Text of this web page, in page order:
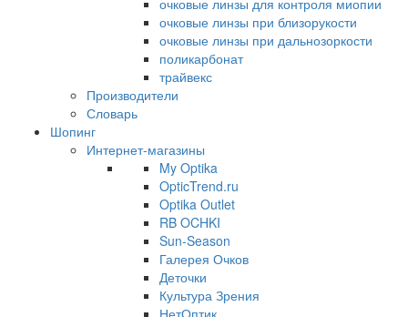
очковые линзы для контроля миопии
очковые линзы при близорукости
очковые линзы при дальнозоркости
поликарбонат
трайвекс
Производители
Словарь
Шопинг
Интернет-магазины
My Optika
OpticTrend.ru
Optika Outlet
RB OCHKI
Sun-Season
Галерея Очков
Деточки
Культура Зрения